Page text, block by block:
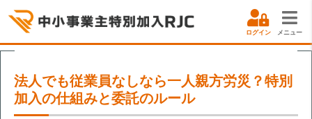
ログイン メニュー
法人でも従業員なしなら一人親方労災？特別
加入の仕組みと委託のルール